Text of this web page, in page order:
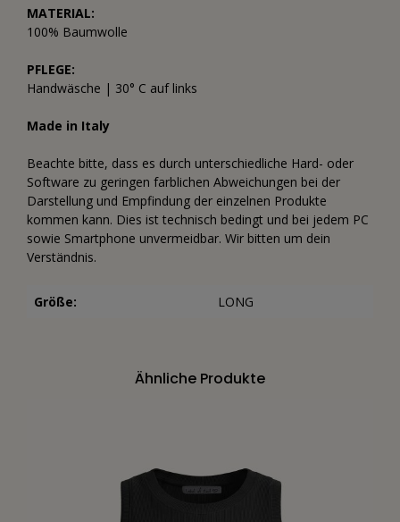
MATERIAL:
100% Baumwolle
PFLEGE:
Handwäsche | 30° C auf links
Made in Italy
Beachte bitte, dass es durch unterschiedliche Hard- oder
Software zu geringen farblichen Abweichungen bei der
Darstellung und Empfindung der einzelnen Produkte
kommen kann. Dies ist technisch bedingt und bei jedem PC
sowie Smartphone unvermeidbar. Wir bitten um dein
Verständnis.
Größe: LONG
Ähnliche Produkte